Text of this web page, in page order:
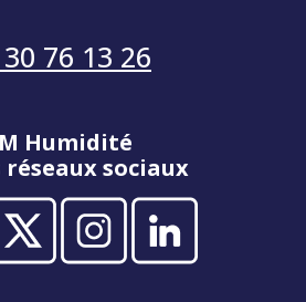
76 13 26
Humidité
réseaux sociaux